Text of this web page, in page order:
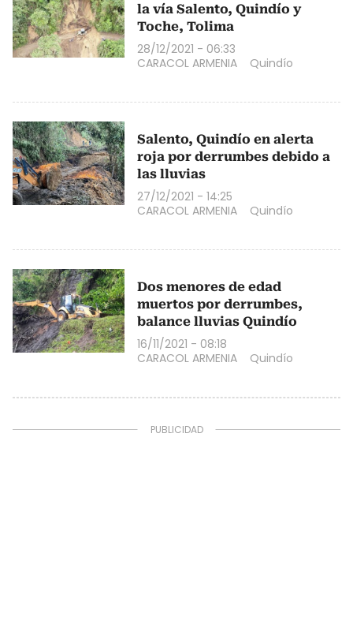
la vía Salento, Quindío y
Toche, Tolima
28/12/2021 - 06:33
CARACOL ARMENIA
Quindío
Salento, Quindío en alerta
roja por derrumbes debido a
las lluvias
27/12/2021 - 14:25
CARACOL ARMENIA
Quindío
Dos menores de edad
muertos por derrumbes,
balance lluvias Quindío
16/11/2021 - 08:18
CARACOL ARMENIA
Quindío